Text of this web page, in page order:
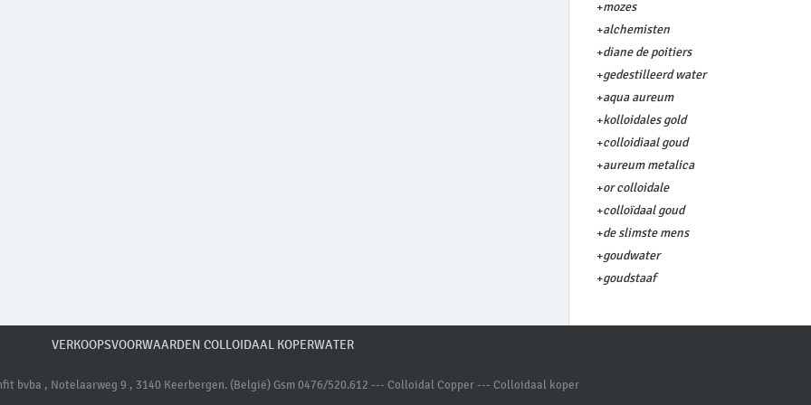
+mozes
+alchemisten
+diane de poitiers
+gedestilleerd water
+aqua aureum
+kolloidales gold
+colloidiaal goud
+aureum metalica
+or colloidale
+colloïdaal goud
+de slimste mens
+goudwater
+goudstaaf
VERKOOPSVOORWAARDEN COLLOIDAAL KOPERWATER
bvba , Notelaarweg 9 , 3140 Keerbergen. (België) Gsm 0476/520.612 --- Colloidal Copper --- Colloidaal koper